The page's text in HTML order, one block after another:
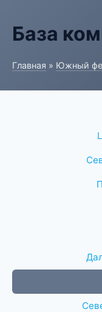
База
Главная » Южный